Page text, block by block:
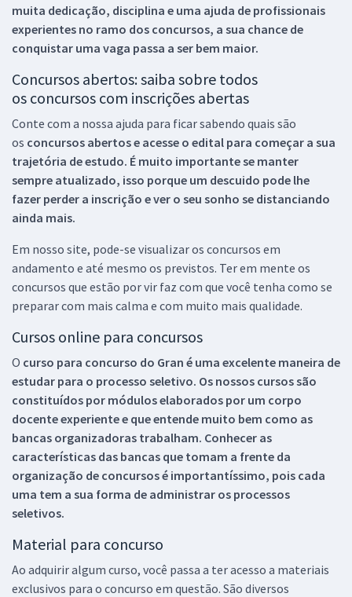
muita dedicação, disciplina e uma ajuda de profissionais
experientes no ramo dos concursos, a sua chance de
conquistar uma vaga passa a ser bem maior.
Concursos abertos: saiba sobre todos
os concursos com inscrições abertas
Conte com a nossa ajuda para ficar sabendo quais são
os concursos abertos e acesse o edital para começar a sua
trajetória de estudo. É muito importante se manter
sempre atualizado, isso porque um descuido pode lhe
fazer perder a inscrição e ver o seu sonho se distanciando
ainda mais.
Em nosso site, pode-se visualizar os concursos em
andamento e até mesmo os previstos. Ter em mente os
concursos que estão por vir faz com que você tenha como se
preparar com mais calma e com muito mais qualidade.
Cursos online para concursos
O curso para concurso do Gran é uma excelente maneira de
estudar para o processo seletivo. Os nossos cursos são
constituídos por módulos elaborados por um corpo
docente experiente e que entende muito bem como as
bancas organizadoras trabalham. Conhecer as
características das bancas que tomam a frente da
organização de concursos é importantíssimo, pois cada
uma tem a sua forma de administrar os processos
seletivos.
Material para concurso
Ao adquirir algum curso, você passa a ter acesso a materiais
exclusivos para o concurso em questão. São diversos